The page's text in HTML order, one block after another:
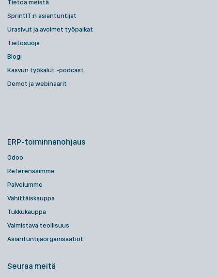
Tietoa meistä
SprintIT:n asiantuntijat
Urasivut ja avoimet työpaikat
Tietosuoja
Blogi
Kasvun työkalut -podcast
Demot ja webinaarit
ERP-toiminnanohjaus
Odoo
Referenssimme
Palvelumme
Vähittäiskauppa
Tukkukauppa
Valmistava teollisuus
Asiantuntijaorganisaatiot
Seuraa meitä